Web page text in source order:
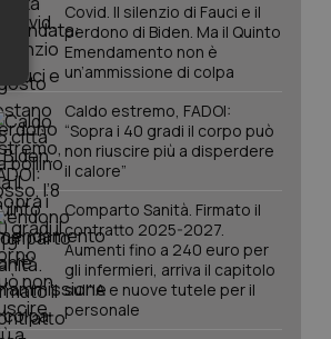
Covid. Il silenzio di Fauci e il
perdono di Biden. Ma il Quinto
Emendamento non è
un’ammissione di colpa
Caldo estremo, FADOI:
“Sopra i 40 gradi il corpo può
non riuscire più a disperdere
il calore”
Comparto Sanità. Firmato il
contratto 2025-2027.
Aumenti fino a 240 euro per
gli infermieri, arriva il capitolo
sull'IA e nuove tutele per il
personale